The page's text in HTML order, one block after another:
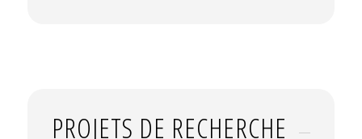
⟨10.4000/rechercheformation.3402⟩. ⟨hal-
PROJETS DE RECHERCHE